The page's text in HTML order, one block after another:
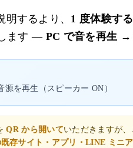
明するより、 1 度体験す
ます — PC で音を再生 →
を再生（スピーカー ON）
QR から開いていただきますが
存サイト・アプリ・LINE ミニ